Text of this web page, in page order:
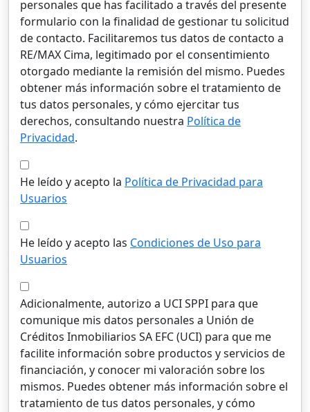
personales que has facilitado a través del presente
formulario con la finalidad de gestionar tu solicitud
de contacto. Facilitaremos tus datos de contacto a
RE/MAX Cima, legitimado por el consentimiento
otorgado mediante la remisión del mismo. Puedes
obtener más información sobre el tratamiento de
tus datos personales, y cómo ejercitar tus
derechos, consultando nuestra Política de
Privacidad.
He leído y acepto la Política de Privacidad para
Usuarios
He leído y acepto las Condiciones de Uso para
Usuarios
Adicionalmente, autorizo a UCI SPPI para que
comunique mis datos personales a Unión de
Créditos Inmobiliarios SA EFC (UCI) para que me
facilite información sobre productos y servicios de
financiación, y conocer mi valoración sobre los
mismos. Puedes obtener más información sobre el
tratamiento de tus datos personales, y cómo